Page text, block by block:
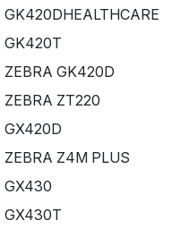
GK420DHEALTHCARE
GK420T
ZEBRA GK420D
ZEBRA ZT220
GX420D
ZEBRA Z4M PLUS
GX430
GX430T